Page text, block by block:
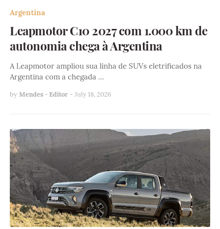
Argentina
Leapmotor C10 2027 com 1.000 km de
autonomia chega à Argentina
A Leapmotor ampliou sua linha de SUVs eletrificados na
Argentina com a chegada …
by Mendes - Editor - July 18, 2026